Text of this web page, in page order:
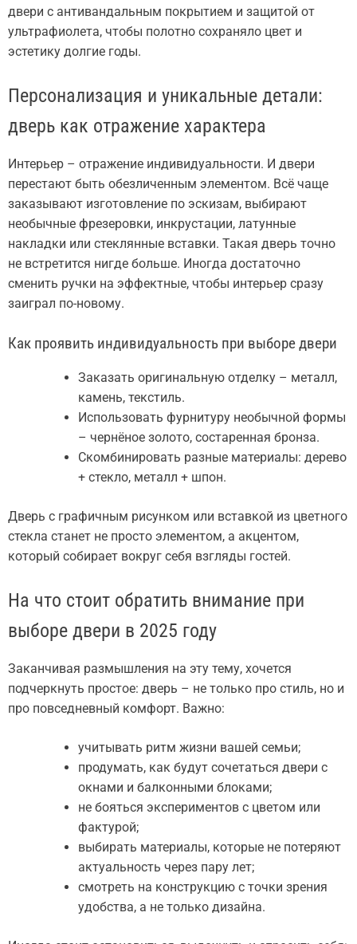
двери с антивандальным покрытием и защитой от
ультрафиолета, чтобы полотно сохраняло цвет и
эстетику долгие годы.
Персонализация и уникальные детали:
дверь как отражение характера
Интерьер – отражение индивидуальности. И двери
перестают быть обезличенным элементом. Всё чаще
заказывают изготовление по эскизам, выбирают
необычные фрезеровки, инкрустации, латунные
накладки или стеклянные вставки. Такая дверь точно
не встретится нигде больше. Иногда достаточно
сменить ручки на эффектные, чтобы интерьер сразу
заиграл по-новому.
Как проявить индивидуальность при выборе двери
Заказать оригинальную отделку – металл,
камень, текстиль.
Использовать фурнитуру необычной формы
– чернёное золото, состаренная бронза.
Скомбинировать разные материалы: дерево
+ стекло, металл + шпон.
Дверь с графичным рисунком или вставкой из цветного
стекла станет не просто элементом, а акцентом,
который собирает вокруг себя взгляды гостей.
На что стоит обратить внимание при
выборе двери в 2025 году
Заканчивая размышления на эту тему, хочется
подчеркнуть простое: дверь – не только про стиль, но и
про повседневный комфорт. Важно:
учитывать ритм жизни вашей семьи;
продумать, как будут сочетаться двери с
окнами и балконными блоками;
не бояться экспериментов с цветом или
фактурой;
выбирать материалы, которые не потеряют
актуальность через пару лет;
смотреть на конструкцию с точки зрения
удобства, а не только дизайна.